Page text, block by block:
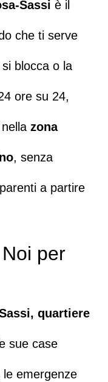
Sassi è il
che ti serve
blocca o la
ore su 24,
zona
, senza
a partire
per
quartiere
sue case
emergenze